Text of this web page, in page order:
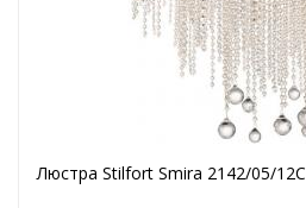
Люстра Stilfort Smira 2142/05/12C